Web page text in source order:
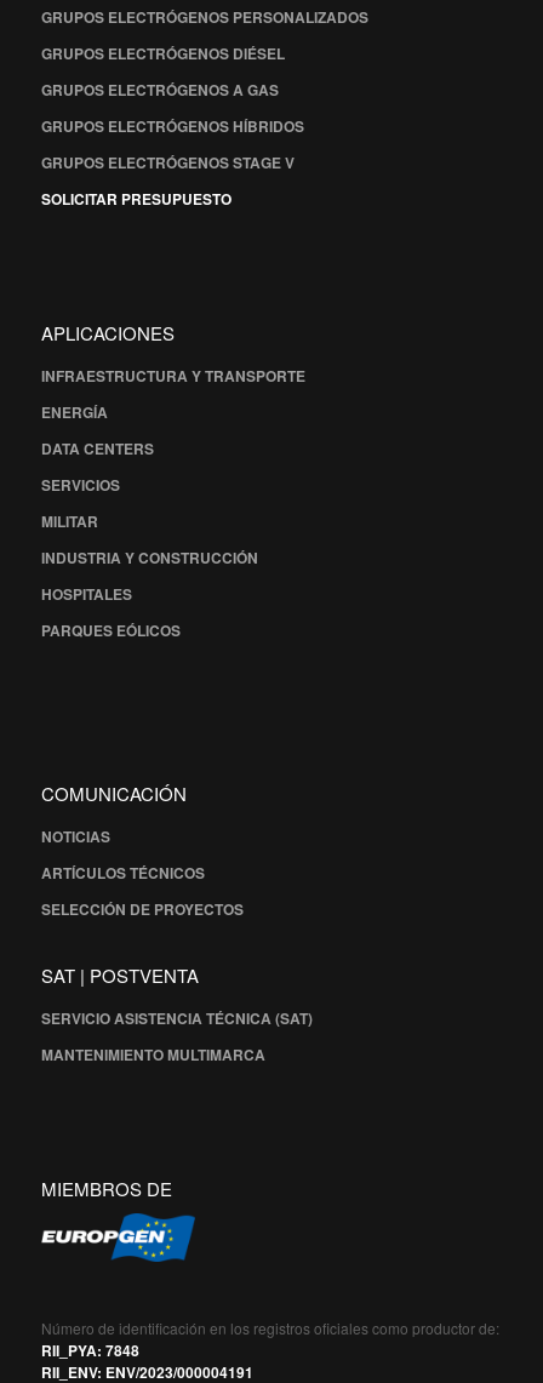
GRUPOS ELECTRÓGENOS PERSONALIZADOS
GRUPOS ELECTRÓGENOS DIÉSEL
GRUPOS ELECTRÓGENOS A GAS
GRUPOS ELECTRÓGENOS HÍBRIDOS
GRUPOS ELECTRÓGENOS STAGE V
SOLICITAR PRESUPUESTO
APLICACIONES
INFRAESTRUCTURA Y TRANSPORTE
ENERGÍA
DATA CENTERS
SERVICIOS
MILITAR
INDUSTRIA Y CONSTRUCCIÓN
HOSPITALES
PARQUES EÓLICOS
COMUNICACIÓN
NOTICIAS
ARTÍCULOS TÉCNICOS
SELECCIÓN DE PROYECTOS
SAT | POSTVENTA
SERVICIO ASISTENCIA TÉCNICA (SAT)
MANTENIMIENTO MULTIMARCA
MIEMBROS DE
Número de identificación en los registros oficiales como productor de:
RII_PYA: 7848
RII_ENV: ENV/2023/000004191